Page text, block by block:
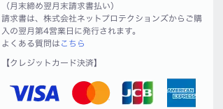
（月末締め翌月末請求書払い）
請求書は、株式会社ネットプロテクションズからご購
入の翌月第4営業日に発行されます。
よくある質問は こちら
【クレジットカード決済】